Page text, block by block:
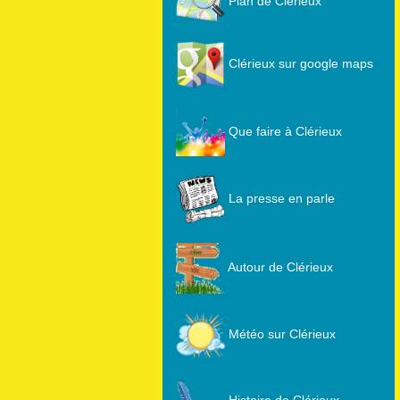
Clérieux sur google maps
Que faire à Clérieux
La presse en parle
Autour de Clérieux
Météo sur Clérieux